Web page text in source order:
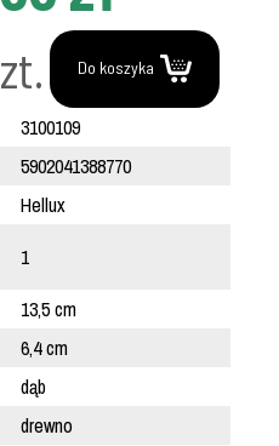
Do koszyka
3100109
5902041388770
Hellux
1
13,5 cm
6,4 cm
dąb
drewno